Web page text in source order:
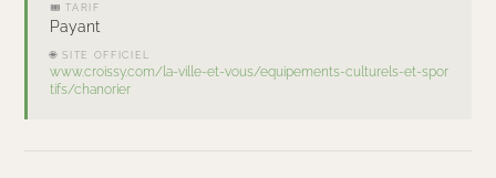
🎟 TARIF
Payant
🌐 SITE OFFICIEL
www.croissy.com/la-ville-et-vous/equipements-culturels-et-spor
tifs/chanorier